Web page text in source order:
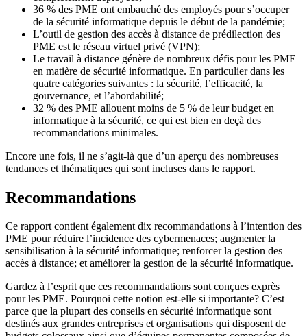
36 % des PME ont embauché des employés pour s’occuper
de la sécurité informatique depuis le début de la pandémie;
L’outil de gestion des accès à distance de prédilection des
PME est le réseau virtuel privé (VPN);
Le travail à distance génère de nombreux défis pour les PME
en matière de sécurité informatique. En particulier dans les
quatre catégories suivantes : la sécurité, l’efficacité, la
gouvernance, et l’abordabilité;
32 % des PME allouent moins de 5 % de leur budget en
informatique à la sécurité, ce qui est bien en deçà des
recommandations minimales.
Encore une fois, il ne s’agit-là que d’un aperçu des nombreuses
tendances et thématiques qui sont incluses dans le rapport.
Recommandations
Ce rapport contient également dix recommandations à l’intention des
PME pour réduire l’incidence des cybermenaces; augmenter la
sensibilisation à la sécurité informatique; renforcer la gestion des
accès à distance; et améliorer la gestion de la sécurité informatique.
Gardez à l’esprit que ces recommandations sont conçues exprès
pour les PME. Pourquoi cette notion est-elle si importante? C’est
parce que la plupart des conseils en sécurité informatique sont
destinés aux grandes entreprises et organisations qui disposent de